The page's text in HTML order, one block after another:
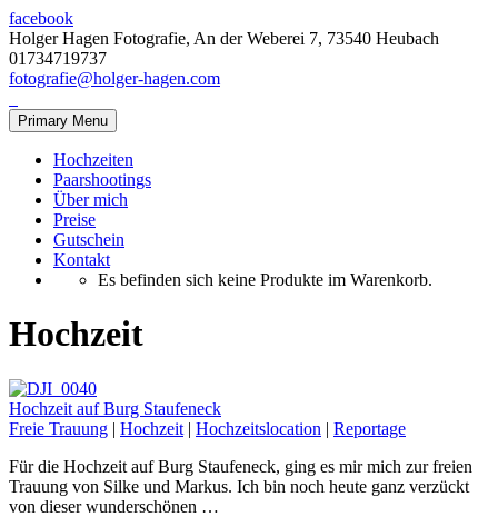
facebook
Holger Hagen Fotografie, An der Weberei 7, 73540 Heubach
01734719737
fotografie@holger-hagen.com
Primary Menu
Hochzeiten
Paarshootings
Über mich
Preise
Gutschein
Kontakt
Es befinden sich keine Produkte im Warenkorb.
Hochzeit
Hochzeit auf Burg Staufeneck
Freie Trauung | Hochzeit | Hochzeitslocation | Reportage
Für die Hochzeit auf Burg Staufeneck, ging es mir mich zur freien
Trauung von Silke und Markus. Ich bin noch heute ganz verzückt
von dieser wunderschönen …